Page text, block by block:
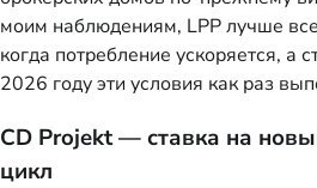
моим наблюдениям, LPP лучше
когда потребление ускоряется, а
2026 году эти условия как раз
CD Projekt — ставка на
цикл